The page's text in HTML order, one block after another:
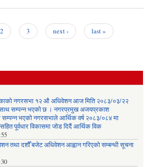
2 3 next › last »
नगरसभा १२ औ अधिवेशन आज मिति २०८३/०३/२२
साथ सम्पन्न भएको छ । नगरप्रमुख अजयप्रकाश
सम्पन्न भएको नगरसभाले आर्थिक वर्ष २०८३/०८४ मा
पूर्वधार विकासमा जोड दिदैं आर्थिक विक
तथा दशौँ बजेट अधिवेशन आह्वान गरिएको सम्बन्धी सूचना